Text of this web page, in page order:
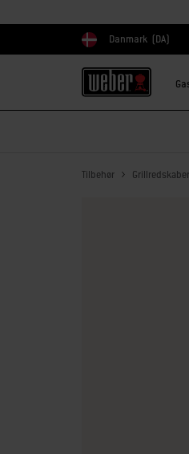
Vælg land
Danmark (DA)
Tilbehør